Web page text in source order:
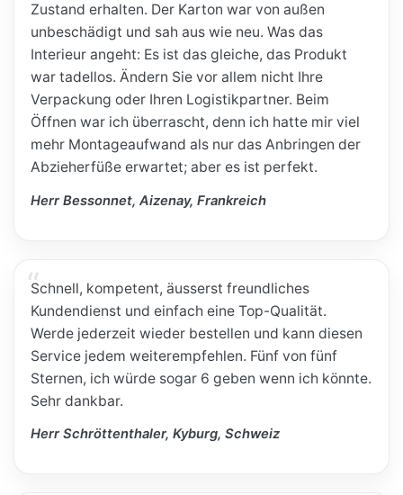
Zustand erhalten. Der Karton war von außen
unbeschädigt und sah aus wie neu. Was das
Interieur angeht: Es ist das gleiche, das Produkt
war tadellos. Ändern Sie vor allem nicht Ihre
Verpackung oder Ihren Logistikpartner. Beim
Öffnen war ich überrascht, denn ich hatte mir viel
mehr Montageaufwand als nur das Anbringen der
Abzieherfüße erwartet; aber es ist perfekt.
Herr Bessonnet, Aizenay, Frankreich
Schnell, kompetent, äusserst freundliches
Kundendienst und einfach eine Top-Qualität.
Werde jederzeit wieder bestellen und kann diesen
Service jedem weiterempfehlen. Fünf von fünf
Sternen, ich würde sogar 6 geben wenn ich könnte.
Sehr dankbar.
Herr Schröttenthaler, Kyburg, Schweiz